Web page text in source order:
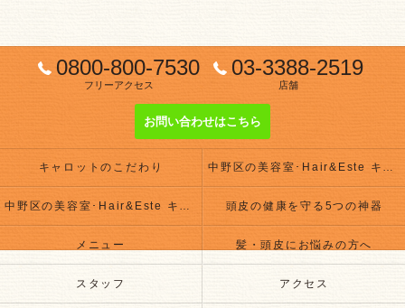
0800-800-7530
フリーアクセス
03-3388-2519
店舗
お問い合わせはこちら
キャロットのこだわり 中野区の美容室･Hair&Este キャロットの評判
中野区の美容室･Hair&Este キャロットのお客様の声 頭皮の健康を守る5つの神器
メニュー 髪・頭皮にお悩みの方へ
スタッフ アクセス